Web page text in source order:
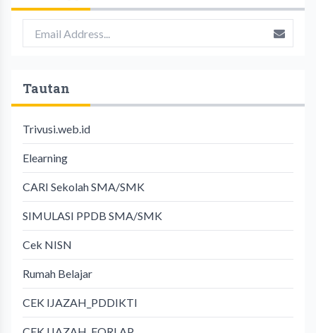
Tautan
Trivusi.web.id
Elearning
CARI Sekolah SMA/SMK
SIMULASI PPDB SMA/SMK
Cek NISN
Rumah Belajar
CEK IJAZAH_PDDIKTI